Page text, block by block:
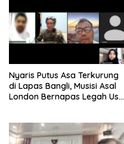
Nyaris Putus Asa Terkurung
di Lapas Bangli, Musisi Asal
London Bernapas Legah Usai